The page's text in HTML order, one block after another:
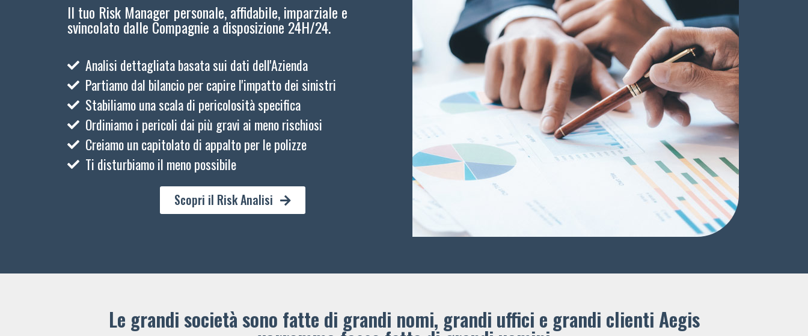
Il tuo Risk Manager personale, affidabile, imparziale e
svincolato dalle Compagnie a disposizione 24H/24.
Analisi dettagliata basata sui dati dell'Azienda
Partiamo dal bilancio per capire l'impatto dei sinistri
Stabiliamo una scala di pericolosità specifica
Ordiniamo i pericoli dai più gravi ai meno rischiosi
Creiamo un capitolato di appalto per le polizze
Ti disturbiamo il meno possibile
Scopri il Risk Analisi
Le grandi società sono fatte di grandi nomi, grandi uffici e grandi clienti ​Aegis